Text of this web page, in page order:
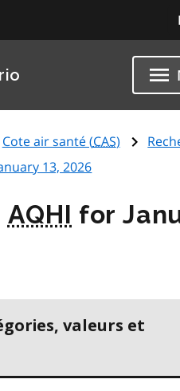
Cote air santé (CAS)
13, 2026
AQHI for
valeurs et